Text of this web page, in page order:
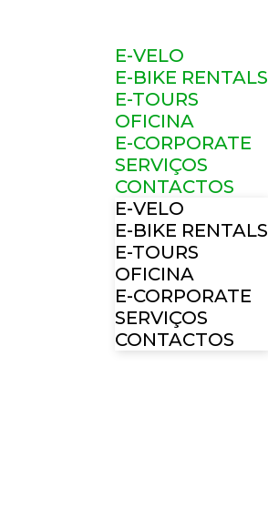
E-VELO
E-BIKE RENTALS
E-TOURS
OFICINA
E-CORPORATE
SERVIÇOS
CONTACTOS
E-VELO
E-BIKE RENTALS
E-TOURS
OFICINA
E-CORPORATE
SERVIÇOS
CONTACTOS